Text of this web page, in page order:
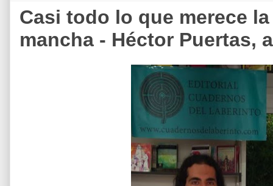
Casi todo lo que merece
mancha - Héctor Puertas,